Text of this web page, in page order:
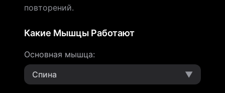
повторений.
Какие Мышцы Работают
Основная мышца:
Спина
▼